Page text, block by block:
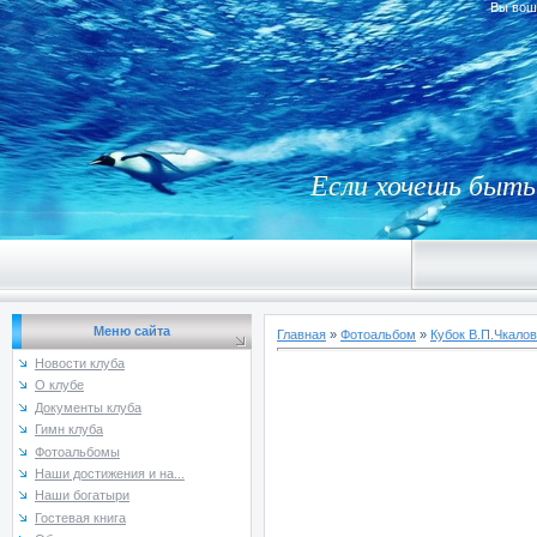
Вы
Если хочешь быть
Меню сайта
Новости клуба
О клубе
Документы клуба
Гимн клуба
Фотоальбомы
Наши достижения и на...
Наши богатыри
Гостевая книга
Главная » Фотоальбом » Кубок